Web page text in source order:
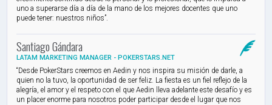
uno a superarse día a día de la mano de los mejores docentes que uno
puede tener: nuestros niños”.
​​Santiago Gándara​
LATAM MARKETING MANAGER​ - POKERSTARS.NET​
“Desde PokerStars creemos en Aedin y nos inspira su misión de darle, a
quien no la tuvo, la oportunidad de ser feliz. La fiesta es un fiel reflejo de la
alegría, el amor y el respeto con el que Aedin lleva adelante este desafío y es
un placer enorme para nosotros poder participar desde el lugar que nos